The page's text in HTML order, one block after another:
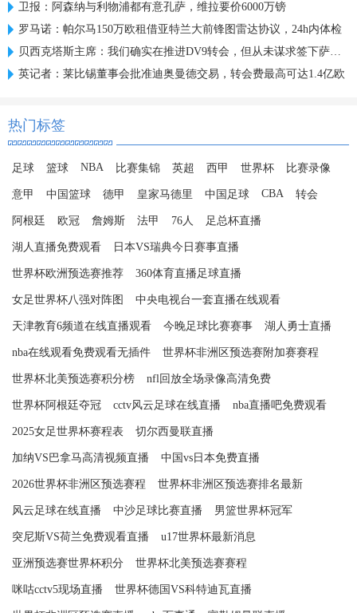
卫报：阿森纳与利物浦都有意孔萨，维拉要价6000万镑
罗马诺：帕尔马150万欧租借亚特兰大前锋图雷达协议，24h内体检
贝西克塔斯主席：我们确实在推进DV9转会，但从未谋求签下萨拉赫
英记者：莱比锡董事会批准迪奥曼德交易，转会费最高可达1.4亿欧
热门标签
足球 篮球 NBA 比赛集锦 英超 西甲 世界杯 比赛录像
意甲 中国篮球 德甲 皇家马德里 中国足球 CBA 转会
阿根廷 欧冠 詹姆斯 法甲 76人 足总杯直播
湖人直播免费观看 日本VS瑞典今日赛事直播
世界杯欧洲预选赛推荐 360体育直播足球直播
女足世界杯八强对阵图 中央电视台一套直播在线观看
天津教育6频道在线直播观看 今晚足球比赛赛事 湖人勇士直播
nba在线观看免费观看无插件 世界杯非洲区预选赛附加赛赛程
世界杯北美预选赛积分榜 nfl回放全场录像高清免费
世界杯阿根廷夺冠 cctv风云足球在线直播 nba直播吧免费观看
2025女足世界杯赛程表 切尔西曼联直播
加纳VS巴拿马高清视频直播 中国vs日本免费直播
2026世界杯非洲区预选赛程 世界杯非洲区预选赛排名最新
风云足球在线直播 中沙足球比赛直播 男篮世界杯冠军
突尼斯VS荷兰免费观看直播 u17世界杯最新消息
亚洲预选赛世界杯积分 世界杯北美预选赛赛程
咪咕cctv5现场直播 世界杯德国VS科特迪瓦直播